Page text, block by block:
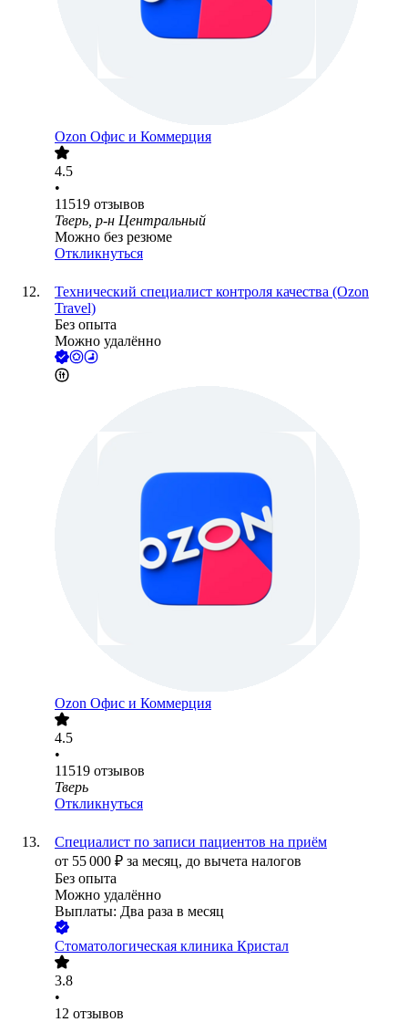
Ozon Офис и Коммерция
4.5
•
11519 отзывов
Тверь, р-н Центральный
Можно без резюме
Откликнуться
Технический специалист контроля качества (Ozon
Travel)
Без опыта
Можно удалённо
Ozon Офис и Коммерция
4.5
•
11519 отзывов
Тверь
Откликнуться
Специалист по записи пациентов на приём
от 55 000 ₽ за месяц, до вычета налогов
Без опыта
Можно удалённо
Выплаты: Два раза в месяц
Стоматологическая клиника Кристал
3.8
•
12 отзывов